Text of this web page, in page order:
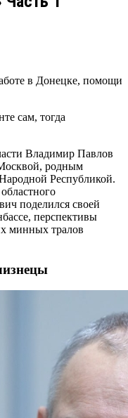
в Донецке, помощи
Владимир Павлов
родным
Республикой.
поделился своей
перспективы
минных тралов